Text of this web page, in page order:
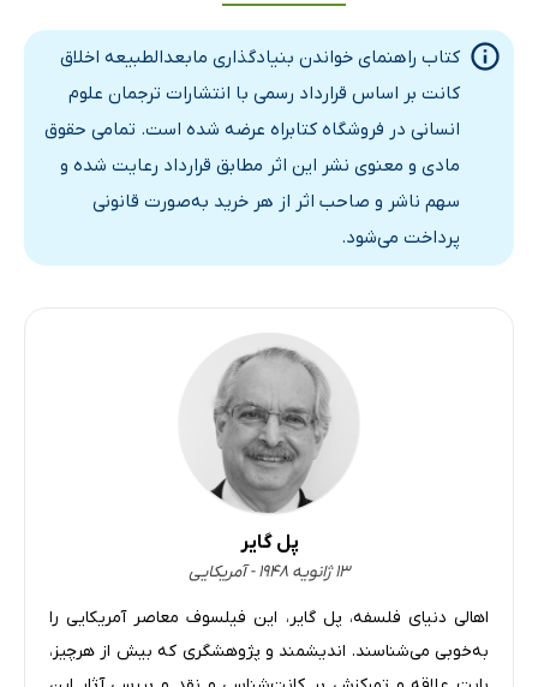
4. ملاحظات انتقادی بخش اول بنیادگذاری
پرسش‌های تمرینی
4. به‌کاربستن امر مطلق
پرسش‌های تمرینی
پی‌نوشت‌ها
کتاب راهنمای خواندن بنیادگذاری مابعدالطبیعه اخلاق
کانت بر اساس قرارداد رسمی با انتشارات ترجمان علوم
انسانی در فروشگاه کتابراه عرضه شده است. تمامی حقوق
مادی و معنوی نشر این اثر مطابق قرارداد رعایت شده و
سهم ناشر و صاحب اثر از هر خرید به‌صورت قانونی
پرداخت می‌شود.
پل گایر
۱۳ ژانویه ۱۹۴۸ - آمریکایی
اهالی دنیای فلسفه، پل گایر، این فیلسوف معاصر آمریکایی را
به‌خوبی می‌شناسند. اندیشمند و پژوهشگری که بیش از هرچیز،